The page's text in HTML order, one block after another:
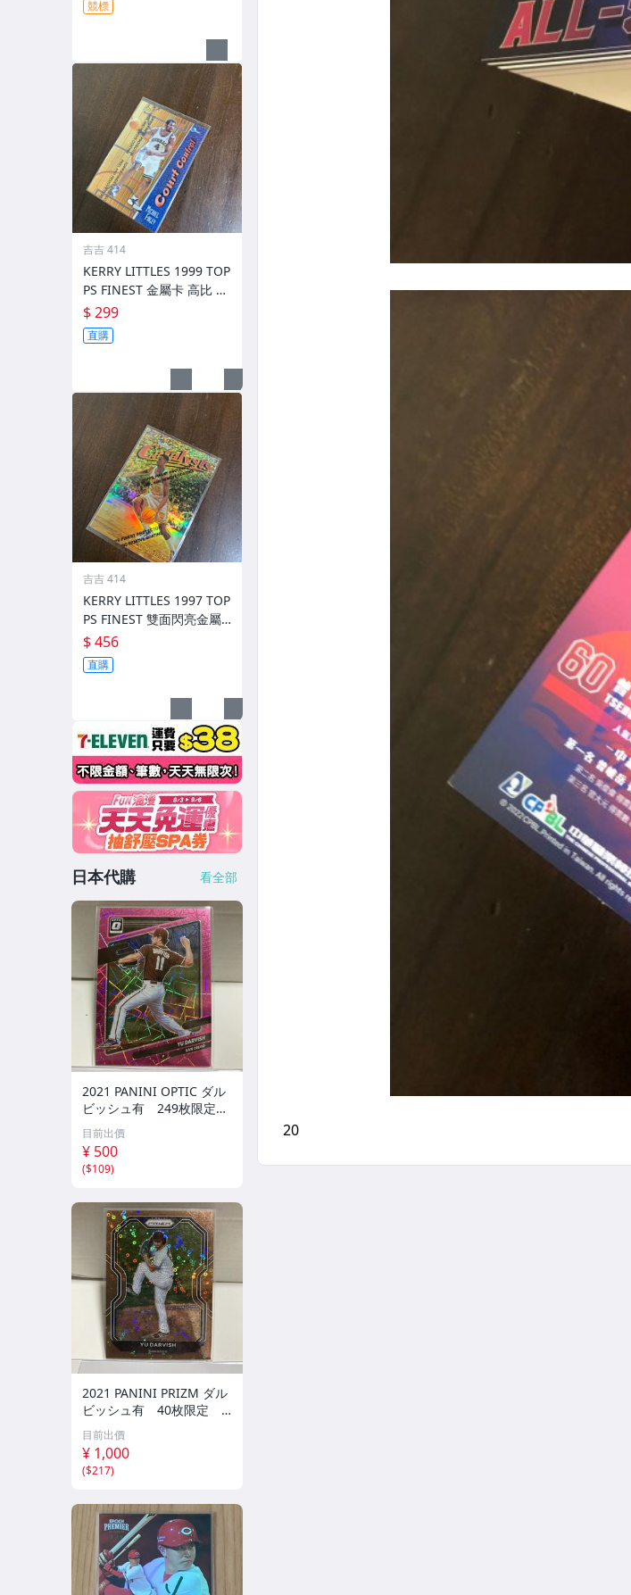
競標
吉吉 414
KERRY LITTLES 1999 TOP
PS FINEST 金屬卡 高比 限
010/750 前後如圖
$ 299
直購
吉吉 414
KERRY LITTLES 1997 TOP
PS FINEST 雙面閃亮金屬
卡高比 REF 限135/289 前
後如圖
$ 456
直購
日本代購 看全部
2021 PANINI OPTIC ダル
ビッシュ有 249枚限定
シリアルカード パドレス
目前出價
¥ 500
($109)
2021 PANINI PRIZM ダル
ビッシュ有 40枚限定
シリアルカード パドレス
目前出價
¥ 1,000
($217)